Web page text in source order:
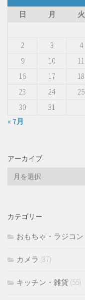
日
月 火
2
3 4
9
10 11
16
17 18
23
24 25
30
31
« 7月
アーカイブ
ブ
カテゴリー
おもちゃ・ラジコン
カメラ (37)
キッチン・雑貨 (55)